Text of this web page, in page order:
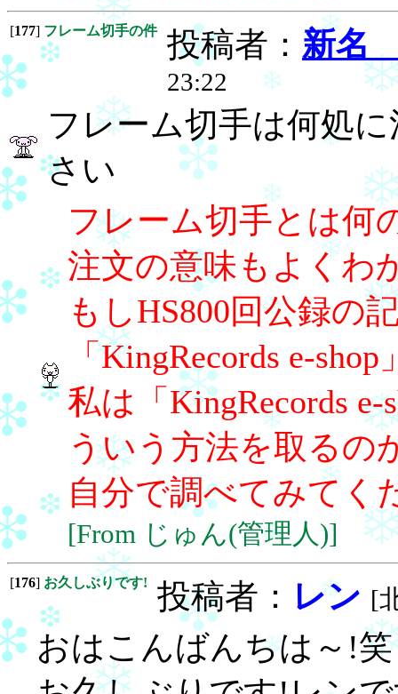
[177] フレーム切手の件 投稿者： 新名
23:22
フレーム切手は何処
さい
フレーム切手とは何
注文の意味もよくわ
もしHS800回公録の
「KingRecords e-
私は「KingRecords
ういう方法を取るの
自分で調べてみてく
[From じゅん(管理人)]
[176] お久しぶりです! 投稿者： レン [
おはこんばんちは～!笑